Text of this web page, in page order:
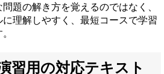
題の解き方を覚えるのではなく、
理解しやすく、最短コースで学習
習用の対応テキスト